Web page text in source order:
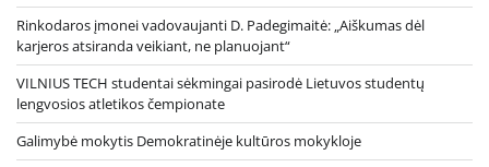
Rinkodaros įmonei vadovaujanti D. Padegimaitė: „Aiškumas dėl
karjeros atsiranda veikiant, ne planuojant“
VILNIUS TECH studentai sėkmingai pasirodė Lietuvos studentų
lengvosios atletikos čempionate
Galimybė mokytis Demokratinėje kultūros mokykloje